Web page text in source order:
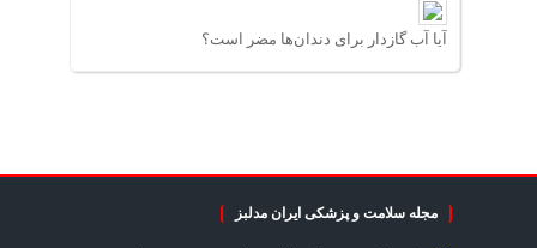
آیا آب گازدار برای دندان‌ها مضر است؟
مجله سلامت و پزشکی ایران مدلبز